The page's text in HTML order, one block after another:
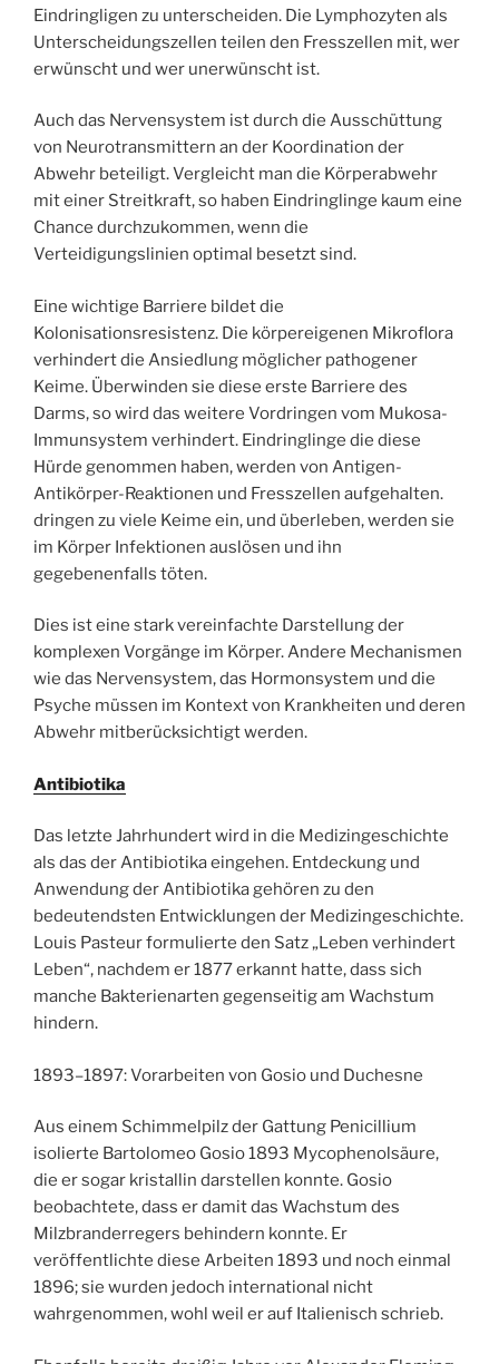
Eindringligen zu unterscheiden. Die Lymphozyten als
Unterscheidungszellen teilen den Fresszellen mit, wer
erwünscht und wer unerwünscht ist.
Auch das Nervensystem ist durch die Ausschüttung
von Neurotransmittern an der Koordination der
Abwehr beteiligt. Vergleicht man die Körperabwehr
mit einer Streitkraft, so haben Eindringlinge kaum eine
Chance durchzukommen, wenn die
Verteidigungslinien optimal besetzt sind.
Eine wichtige Barriere bildet die
Kolonisationsresistenz. Die körpereigenen Mikroflora
verhindert die Ansiedlung möglicher pathogener
Keime. Überwinden sie diese erste Barriere des
Darms, so wird das weitere Vordringen vom Mukosa-
Immunsystem verhindert. Eindringlinge die diese
Hürde genommen haben, werden von Antigen-
Antikörper-Reaktionen und Fresszellen aufgehalten.
dringen zu viele Keime ein, und überleben, werden sie
im Körper Infektionen auslösen und ihn
gegebenenfalls töten.
Dies ist eine stark vereinfachte Darstellung der
komplexen Vorgänge im Körper. Andere Mechanismen
wie das Nervensystem, das Hormonsystem und die
Psyche müssen im Kontext von Krankheiten und deren
Abwehr mitberücksichtigt werden.
Antibiotika
Das letzte Jahrhundert wird in die Medizingeschichte
als das der Antibiotika eingehen. Entdeckung und
Anwendung der Antibiotika gehören zu den
bedeutendsten Entwicklungen der Medizingeschichte.
Louis Pasteur formulierte den Satz „Leben verhindert
Leben“, nachdem er 1877 erkannt hatte, dass sich
manche Bakterienarten gegenseitig am Wachstum
hindern.
1893–1897: Vorarbeiten von Gosio und Duchesne
Aus einem Schimmelpilz der Gattung Penicillium
isolierte Bartolomeo Gosio 1893 Mycophenolsäure,
die er sogar kristallin darstellen konnte. Gosio
beobachtete, dass er damit das Wachstum des
Milzbranderregers behindern konnte. Er
veröffentlichte diese Arbeiten 1893 und noch einmal
1896; sie wurden jedoch international nicht
wahrgenommen, wohl weil er auf Italienisch schrieb.